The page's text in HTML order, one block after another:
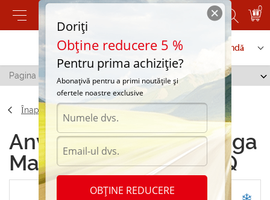
0
Contactați-ne Serviciu de comandă
Pagina principală Tunga Master 175/65 R14 82Q
Înapoi
Anvelope de iarna Tunga
Master 175/65 R14 82Q
Doriți
Obține reducere 5 %
Pentru prima achiziție?
Abonațivă pentru a primi noutățile și
ofertele noastre exclusive
OBȚINE REDUCERE